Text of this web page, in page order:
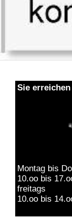
Sie
Montag bis
10.oo bis
freitags
10.oo bis